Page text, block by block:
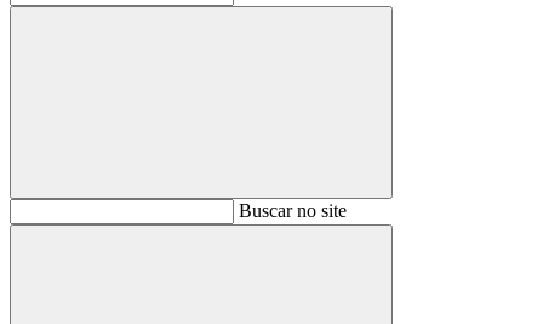
BuscarBuscar no site